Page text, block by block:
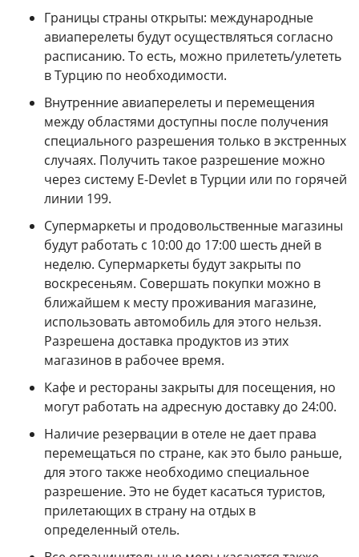
Границы страны открыты: международные
авиаперелеты будут осуществляться согласно
расписанию. То есть, можно прилететь/улететь
в Турцию по необходимости.
Внутренние авиаперелеты и перемещения
между областями доступны после получения
специального разрешения только в экстренных
случаях. Получить такое разрешение можно
через систему E-Devlet в Турции или по горячей
линии 199.
Супермаркеты и продовольственные магазины
будут работать с 10:00 до 17:00 шесть дней в
неделю. Супермаркеты будут закрыты по
воскресеньям. Совершать покупки можно в
ближайшем к месту проживания магазине,
использовать автомобиль для этого нельзя.
Разрешена доставка продуктов из этих
магазинов в рабочее время.
Кафе и рестораны закрыты для посещения, но
могут работать на адресную доставку до 24:00.
Наличие резервации в отеле не дает права
перемещаться по стране, как это было раньше,
для этого также необходимо специальное
разрешение. Это не будет касаться туристов,
прилетающих в страну на отдых в
определенный отель.